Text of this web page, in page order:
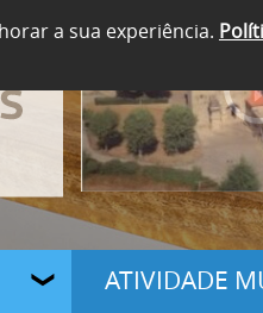
a sua experiência.
ATIVIDADE